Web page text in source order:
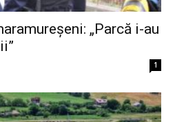
„Parcă i-au
1